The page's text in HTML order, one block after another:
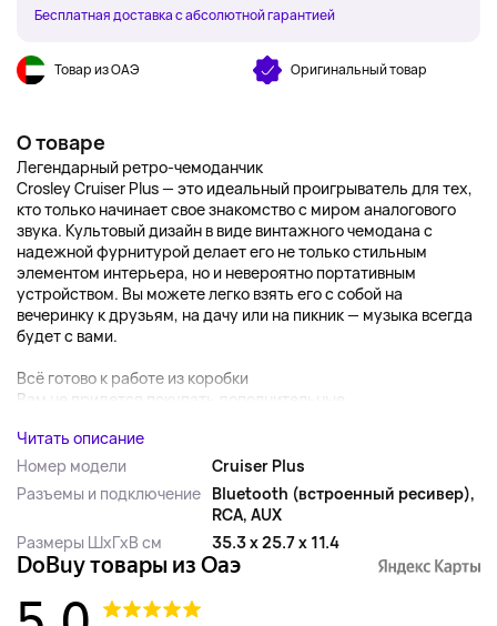
Бесплатная доставка с абсолютной гарантией
Товар из ОАЭ Оригинальный товар
О товаре
Легендарный ретро-чемоданчик
Crosley Cruiser Plus — это идеальный проигрыватель для тех,
кто только начинает свое знакомство с миром аналогового
звука. Культовый дизайн в виде винтажного чемодана с
надежной фурнитурой делает его не только стильным
элементом интерьера, но и невероятно портативным
устройством. Вы можете легко взять его с собой на
вечеринку к друзьям, на дачу или на пикник — музыка всегда
будет с вами.
Всё готово к работе из коробки
Вам не придется покупать дополнительные ...
Читать описание
Номер модели
Cruiser Plus
Разъемы и подключение Bluetooth (встроенный ресивер),
RCA, AUX
Размеры ШхГхВ см
35.3 x 25.7 x 11.4